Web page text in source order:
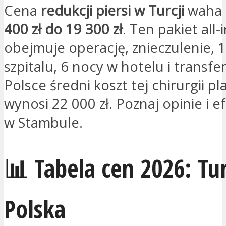
Cena redukcji piersi w Turcji
400 zł do 19 300 zł. Ten pakiet all-
obejmuje operację, znieczulenie,
szpitalu, 6 nocy w hotelu i
Polsce średni koszt tej chirurgii
wynosi 22 000 zł. Poznaj opinie i
w Stambule.
📊 Tabela cen 2026:
Polska